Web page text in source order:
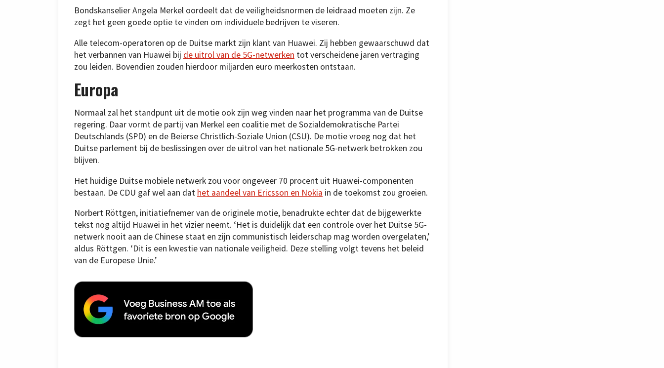
Bondskanselier Angela Merkel oordeelt dat de veiligheidsnormen de leidraad moeten zijn. Ze
zegt het geen goede optie te vinden om individuele bedrijven te viseren.
Alle telecom-operatoren op de Duitse markt zijn klant van Huawei. Zij hebben gewaarschuwd dat
het verbannen van Huawei bij de uitrol van de 5G-netwerken tot verscheidene jaren vertraging
zou leiden. Bovendien zouden hierdoor miljarden euro meerkosten ontstaan.
Europa
Normaal zal het standpunt uit de motie ook zijn weg vinden naar het programma van de Duitse
regering. Daar vormt de partij van Merkel een coalitie met de Sozialdemokratische Partei
Deutschlands (SPD) en de Beierse Christlich-Soziale Union (CSU). De motie vroeg nog dat het
Duitse parlement bij de beslissingen over de uitrol van het nationale 5G-netwerk betrokken zou
blijven.
Het huidige Duitse mobiele netwerk zou voor ongeveer 70 procent uit Huawei-componenten
bestaan. De CDU gaf wel aan dat het aandeel van Ericsson en Nokia in de toekomst zou groeien.
Norbert Röttgen, initiatiefnemer van de originele motie, benadrukte echter dat de bijgewerkte
tekst nog altijd Huawei in het vizier neemt. ‘Het is duidelijk dat een controle over het Duitse 5G-
netwerk nooit aan de Chinese staat en zijn communistisch leiderschap mag worden overgelaten,’
aldus Röttgen. ‘Dit is een kwestie van nationale veiligheid. Deze stelling volgt tevens het beleid
van de Europese Unie.’